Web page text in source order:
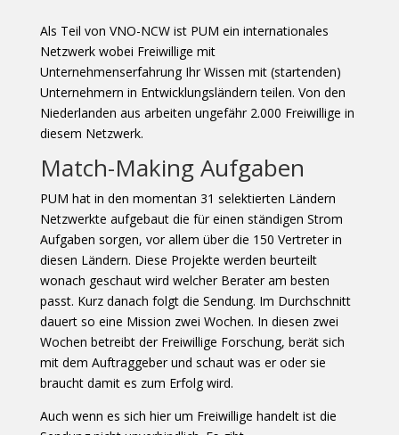
Als Teil von VNO-NCW ist PUM ein internationales
Netzwerk wobei Freiwillige mit
Unternehmenserfahrung Ihr Wissen mit (startenden)
Unternehmern in Entwicklungsländern teilen. Von den
Niederlanden aus arbeiten ungefähr 2.000 Freiwillige in
diesem Netzwerk.
Match-Making Aufgaben
PUM hat in den momentan 31 selektierten Ländern
Netzwerkte aufgebaut die für einen ständigen Strom
Aufgaben sorgen, vor allem über die 150 Vertreter in
diesen Ländern. Diese Projekte werden beurteilt
wonach geschaut wird welcher Berater am besten
passt. Kurz danach folgt die Sendung. Im Durchschnitt
dauert so eine Mission zwei Wochen. In diesen zwei
Wochen betreibt der Freiwillige Forschung, berät sich
mit dem Auftraggeber und schaut was er oder sie
braucht damit es zum Erfolg wird.
Auch wenn es sich hier um Freiwillige handelt ist die